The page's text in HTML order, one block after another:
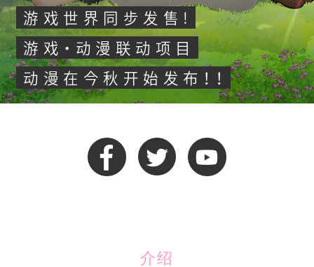
语言
日语
英语
中文 - 简体字
介绍
游戏世界同步发售!
游戏・动漫联动项目
动漫在今秋开始发布！！